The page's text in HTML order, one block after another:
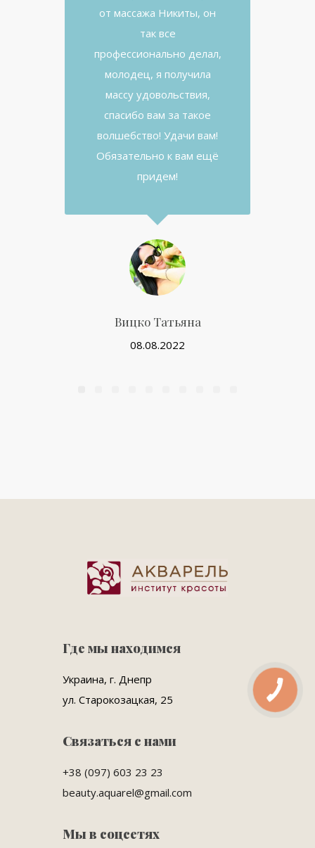
от массажа Никиты, он
так все
профессионально делал,
молодец, я получила
массу удовольствия,
спасибо вам за такое
волшебство! Удачи вам!
Обязательно к вам ещё
придем!
Вицко Татьяна
08.08.2022
Где мы находимся
Украина, г. Днепр
ул. Старокозацкая, 25
Связаться с нами
+38 (097) 603 23 23
beauty.aquarel@gmail.com
Мы в соцсетях